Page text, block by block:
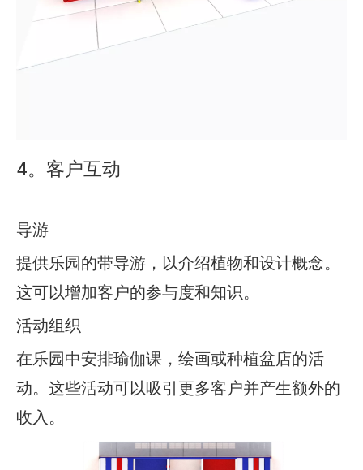
4。客户互动
导游
提供乐园的带导游，以介绍植物和设计概念。
这可以增加客户的参与度和知识。
活动组织
在乐园中安排瑜伽课，绘画或种植盆店的活
动。这些活动可以吸引更多客户并产生额外的
收入。